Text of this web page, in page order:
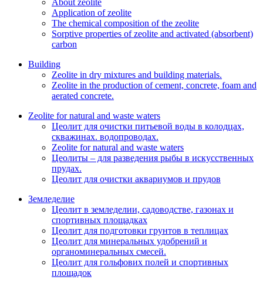
About zeolite
Application of zeolite
The chemical composition of the zeolite
Sorptive properties of zeolite and activated (absorbent)
carbon
Building
Zeolite in dry mixtures and building materials.
Zeolite in the production of cement, concrete, foam and
aerated concrete.
Zeolite for natural and waste waters
Цеолит для очистки питьевой воды в колодцах,
скважинах. водопроводах.
Zeolite for natural and waste waters
Цеолиты – для разведения рыбы в искусственных
прудах.
Цеолит для очистки аквариумов и прудов
Земледелие
Цеолит в земледелии, садоводстве, газонах и
спортивных площадках
Цеолит для подготовки грунтов в теплицах
Цеолит для минеральных удобрений и
органоминеральных смесей.
Цеолит для гольфових полей и спортивных
площадок